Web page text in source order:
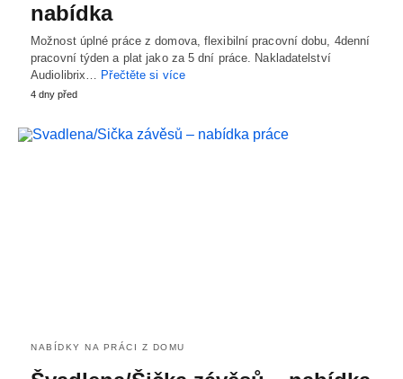
nabídka
Možnost úplné práce z domova, flexibilní pracovní dobu, 4denní
pracovní týden a plat jako za 5 dní práce. Nakladatelství
Audiolibrix… Přečtěte si více
4 dny před
NABÍDKY NA PRÁCI Z DOMU